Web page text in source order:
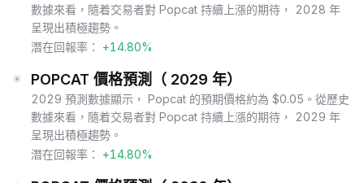
數據來看，隨着交易者對 Popcat 持續上漲的期待， 2028 年
呈現出積極趨勢。
潛在回報率：
+14.80%
POPCAT 價格預測（ 2029 年）
2029 預測數據顯示， Popcat 的預期價格約為 $0.05。從歷史
數據來看，隨着交易者對 Popcat 持續上漲的期待， 2029 年
呈現出積極趨勢。
潛在回報率：
+14.80%